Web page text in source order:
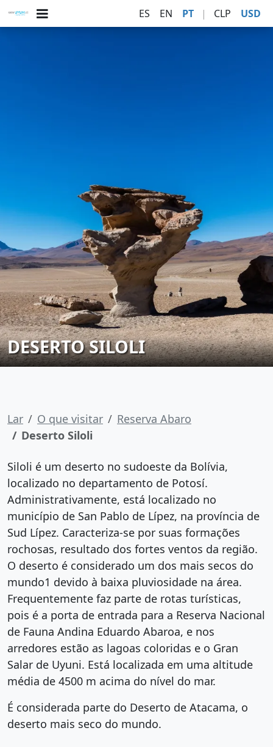
ES EN PT | CLP USD
DESERTO SILOLI
Lar O que visitar
Reserva Abaro
Deserto Siloli
Siloli é um deserto no sudoeste da Bolívia,
localizado no departamento de Potosí.
Administrativamente, está localizado no
município de San Pablo de Lípez, na província de
Sud Lípez. Caracteriza-se por suas formações
rochosas, resultado dos fortes ventos da região.
O deserto é considerado um dos mais secos do
mundo1 devido à baixa pluviosidade na área.
Frequentemente faz parte de rotas turísticas,
pois é a porta de entrada para a Reserva Nacional
de Fauna Andina Eduardo Abaroa, e nos
arredores estão as lagoas coloridas e o Gran
Salar de Uyuni. Está localizada em uma altitude
média de 4500 m acima do nível do mar.
É considerada parte do Deserto de Atacama, o
deserto mais seco do mundo.